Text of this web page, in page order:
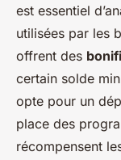
est essentiel
utilisées par les
offrent des
certain solde
opte pour un
place des
récompensent